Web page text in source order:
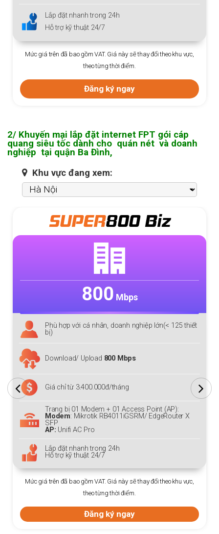
Lắp đặt nhanh trong 24h
Hỗ trợ kỹ thuật 24/7
Mức giá trên đã bao gồm VAT. Giá này sẽ thay đổi theo khu vực,
theo từng thời điểm.
Đăng ký ngay
2/ Khuyến mại lắp đặt internet FPT gói cáp
quang siêu tốc dành cho quán nét và doanh
nghiệp tại quận Ba Đình,
Khu vực đang xem:
SUPER800 Biz
800 Mbps
Phù hợp với cá nhân, doanh nghiệp lớn(< 125 thiết
bị)
Download/ Upload 800 Mbps
Giá chỉ từ 3.400.000đ/tháng
Trang bị 01 Modem + 01 Access Point (AP):
Modem: Mikrotik RB4011iGSRM/ EdgeRouter X
SFP
AP: Unifi AC Pro
Lắp đặt nhanh trong 24h
Hỗ trợ kỹ thuật 24/7
Mức giá trên đã bao gồm VAT. Giá này sẽ thay đổi theo khu vực,
theo từng thời điểm.
Đăng ký ngay